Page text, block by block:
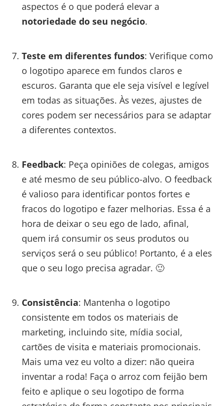
aspectos é o que poderá elevar a
notoriedade do seu negócio.
Teste em diferentes fundos: Verifique como
o logotipo aparece em fundos claros e
escuros. Garanta que ele seja visível e legível
em todas as situações. Às vezes, ajustes de
cores podem ser necessários para se adaptar
a diferentes contextos.
Feedback: Peça opiniões de colegas, amigos
e até mesmo de seu público-alvo. O feedback
é valioso para identificar pontos fortes e
fracos do logotipo e fazer melhorias. Essa é a
hora de deixar o seu ego de lado, afinal,
quem irá consumir os seus produtos ou
serviços será o seu público! Portanto, é a eles
que o seu logo precisa agradar. 🙂
Consistência: Mantenha o logotipo
consistente em todos os materiais de
marketing, incluindo site, mídia social,
cartões de visita e materiais promocionais.
Mais uma vez eu volto a dizer: não queira
inventar a roda! Faça o arroz com feijão bem
feito e aplique o seu logotipo de forma